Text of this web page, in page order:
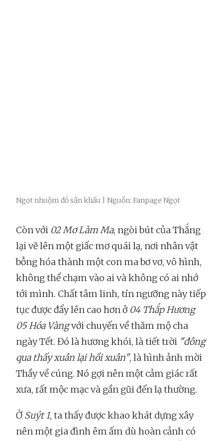
Ngọt nhuộm đỏ sân khấu | Nguồn: Fanpage Ngọt
Còn với 02 Mơ Làm Ma, ngòi bút của Thắng
lại vẽ lên một giấc mơ quái lạ, nơi nhân vật
bỗng hóa thành một con ma bơ vơ, vô hình,
không thể chạm vào ai và không có ai nhớ
tới mình. Chất tâm linh, tín ngưỡng này tiếp
tục được đẩy lên cao hơn ở 04 Thắp Hương
05 Hóa Vàngvới chuyến về thăm mộ cha
ngày Tết. Đó là hương khói, là tiết trời "đông
qua thấy xuân lại hồi xuân", là hình ảnh mời
Thầy về cúng. Nó gợi nên một cảm giác rất
xưa, rất mộc mạc và gần gũi đến lạ thường.
ỞSuýt 1, ta thấy được khao khát dựng xây
nên một gia đình êm ấm dù hoàn cảnh có